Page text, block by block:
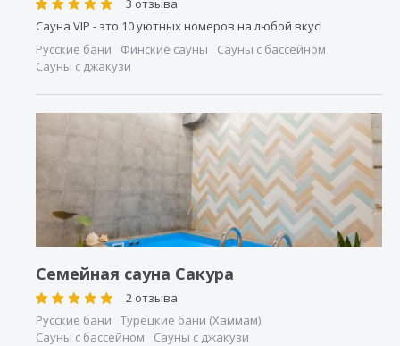
3 отзыва
Сауна VIP - это 10 уютных номеров на любой вкус!
Русские бани
Финские сауны
Сауны с бассейном
Сауны с джакузи
Семейная сауна Сакура
2 отзыва
Русские бани
Турецкие бани (Хаммам)
Сауны с бассейном
Сауны с джакузи